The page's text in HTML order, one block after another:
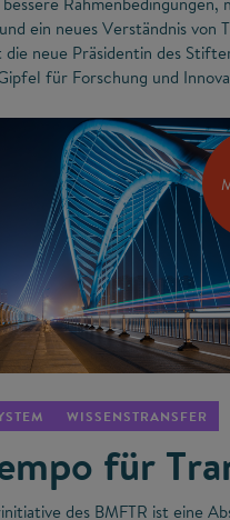
ein neues Verständnis von
neue Präsidentin des
für Forschung und
WISSENSTRANSFER
für
des BMFTR ist eine